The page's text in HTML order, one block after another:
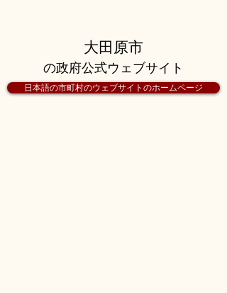
大田原市
日本語の市町村のウェブサイトのホームページ
の政府公式ウェブサイト